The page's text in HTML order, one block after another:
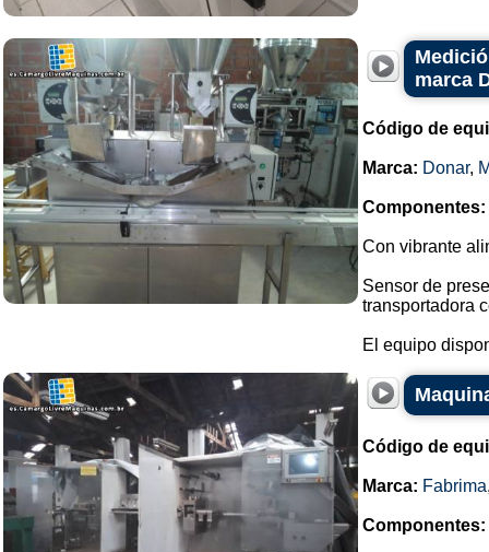
marca
Código de
Marca: Donar,
Componentes:
Con vibrante
Sensor de
transportadora
El equipo
Código de
Marca: Fabrima
Componentes: